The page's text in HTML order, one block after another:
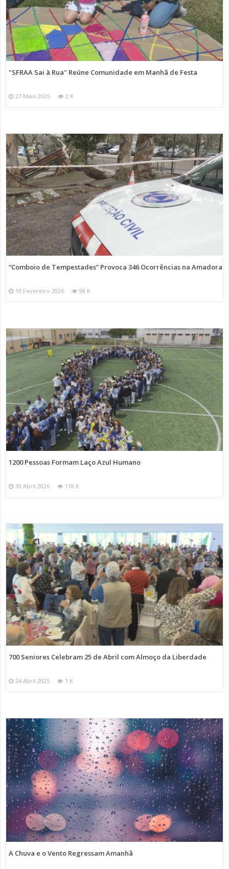
"SFRAA Sai à Rua" Reúne Comunidade em Manhã de Festa
27 Maio 2025 2 K
“Comboio de Tempestades” Provoca 346 Ocorrências na Amadora
19 Fevereiro 2026 98 K
1200 Pessoas Formam Laço Azul Humano
30 Abril 2026 118 K
700 Seniores Celebram 25 de Abril com Almoço da Liberdade
24 Abril 2025 1 K
A Chuva e o Vento Regressam Amanhã